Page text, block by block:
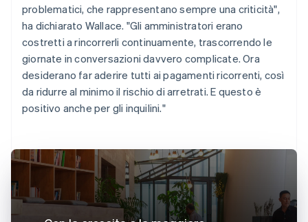
problematici, che rappresentano sempre una criticità",
ha dichiarato Wallace. "Gli amministratori erano
costretti a rincorrerli continuamente, trascorrendo le
giornate in conversazioni davvero complicate. Ora
desiderano far aderire tutti ai pagamenti ricorrenti, così
da ridurre al minimo il rischio di arretrati. E questo è
positivo anche per gli inquilini."